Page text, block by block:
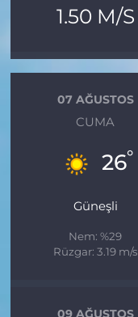
1.50 M/S
07 AĞUSTOS
CUMA
26°
Güneşli
Nem: %29
Rüzgar: 3.19 m/s
09 AĞUSTOS